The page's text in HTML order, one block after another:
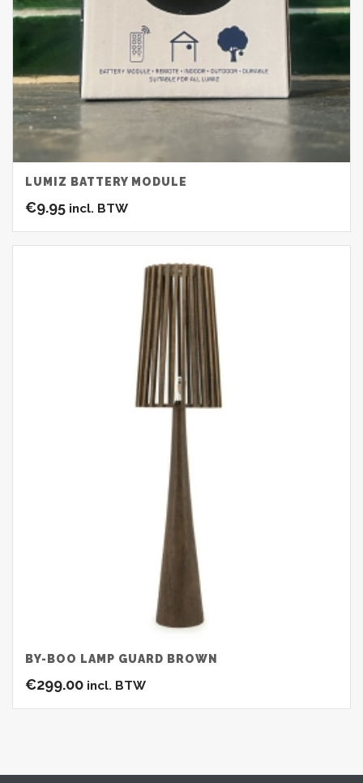
LUMIZ BATTERY MODULE
€9.95 incl. BTW
BY-BOO LAMP GUARD BROWN
€299.00 incl. BTW